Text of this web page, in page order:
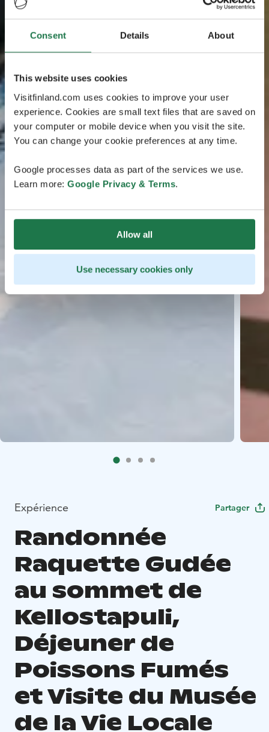
Consent Details About
This website uses cookies
Visitfinland.com uses cookies to improve your user
experience. Cookies are small text files that are saved on
your computer or mobile device when you visit the site.
You can change your cookie preferences at any time.
Google processes data as part of the services we use.
Learn more: Google Privacy & Terms.
Allow all
Use necessary cookies only
Expérience Partager
Randonnée
Raquette Gudée
au sommet de
Kellostapuli,
Déjeuner de
Poissons Fumés
et Visite du Musée
de la Vie Locale